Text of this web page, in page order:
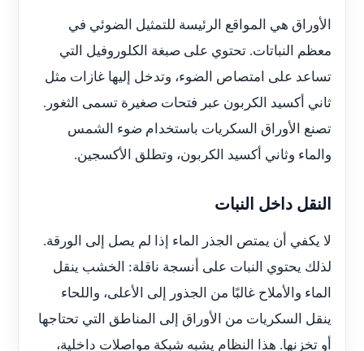
الأوراق هي المواقع الرئيسة للتمثيل الضوئي في
معظم النباتات. تحتوي على صبغة الكلوروفيل التي
تساعد على امتصاص الضوء، وتدخل إليها غازات مثل
ثاني أكسيد الكربون عبر فتحات صغيرة تسمى الثغور.
تصنع الأوراق السكريات باستخدام ضوء الشمس
والماء وثاني أكسيد الكربون، وتطلق الأكسجين.
النقل داخل النبات
لا يكفي أن يمتص الجذر الماء إذا لم يصل إلى الورقة.
لذلك يحتوي النبات على أنسجة ناقلة: الخشب ينقل
الماء والأملاح غالبًا من الجذور إلى الأعلى، واللحاء
ينقل السكريات من الأوراق إلى المناطق التي تحتاجها
أو تخزنها. هذا النظام يشبه شبكة مواصلات داخلية،